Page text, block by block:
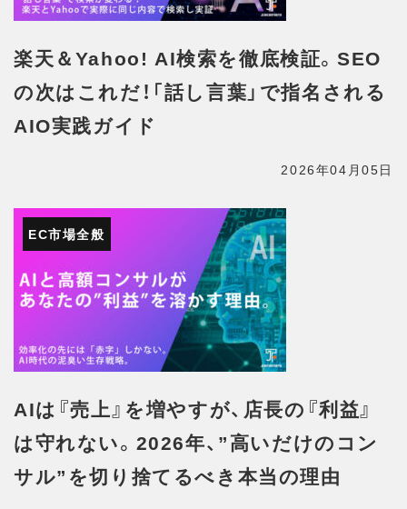
楽天＆Yahoo! AI検索を徹底検証。SEO
の次はこれだ！「話し言葉」で指名される
AIO実践ガイド
2026年04月05日
EC市場全般
AIは『売上』を増やすが、店長の『利益』
は守れない。2026年、”高いだけのコン
サル”を切り捨てるべき本当の理由